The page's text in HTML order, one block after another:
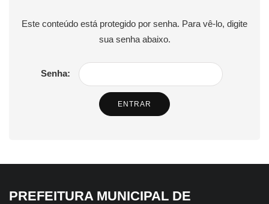
Colombo
Este conteúdo está protegido por senha. Para vê-lo, digite
sua senha abaixo.
Senha:
PREFEITURA MUNICIPAL DE